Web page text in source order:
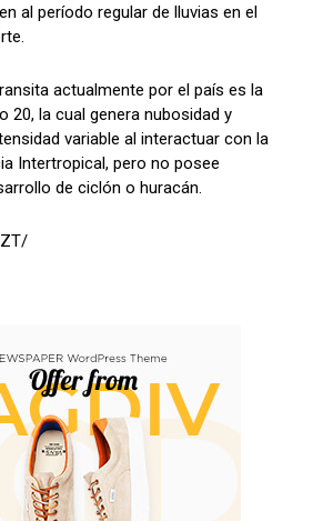
al período regular de lluvias en el
actualmente por el país es la
20, la cual genera nubosidad y
variable al interactuar con la
Intertropical, pero no posee
de ciclón o huracán.